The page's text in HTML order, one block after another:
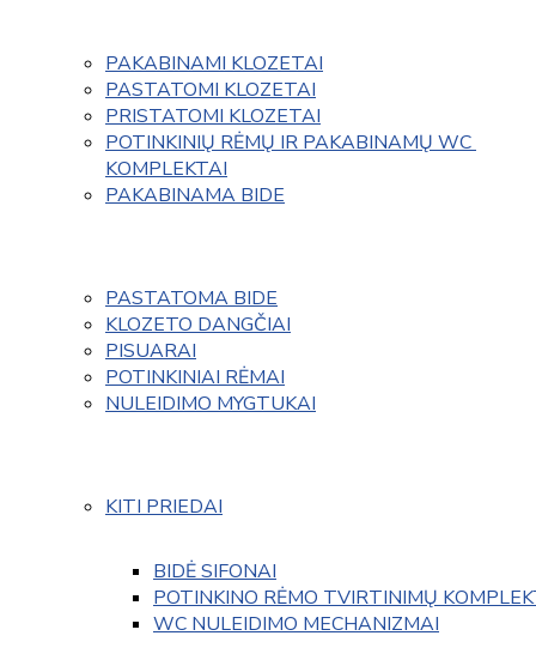
PAKABINAMI KLOZETAI
PASTATOMI KLOZETAI
PRISTATOMI KLOZETAI
POTINKINIŲ RĖMŲ IR PAKABINAMŲ WC
KOMPLEKTAI
PAKABINAMA BIDE
PASTATOMA BIDE
KLOZETO DANGČIAI
PISUARAI
POTINKINIAI RĖMAI
NULEIDIMO MYGTUKAI
KITI PRIEDAI
BIDĖ SIFONAI
POTINKINO RĖMO TVIRTINIMŲ
WC NULEIDIMO MECHANIZMAI